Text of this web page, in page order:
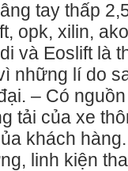
tay thấp
opk, xilin,
và Eoslift là
những lí do
– Có
tải của xe
khách
linh kiện